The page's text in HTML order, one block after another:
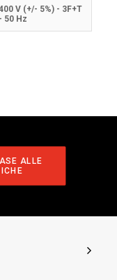
V (+/- 5%) - 3F+T
- 50 Hz
ALLE